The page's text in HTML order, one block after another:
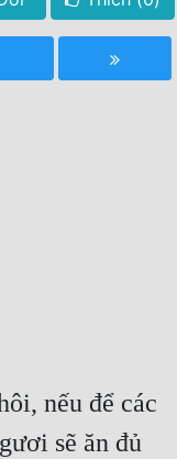
nếu để các
sẽ ăn đủ